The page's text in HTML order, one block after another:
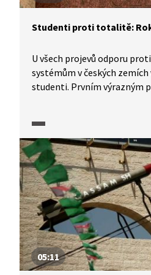
Studenti proti totalitě:
U všech projevů odporu
systémům v českých
studenti. Prvním výrazným
samostatného
byl smrtelně postřelen
na následky zranění po
Poslední rozloučení s ním
manifestaci. Odveta nacistů
v podobě zatýkání studentů
vysokých škol.
05:11